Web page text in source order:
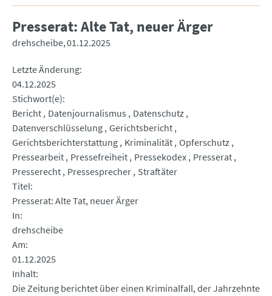
Presserat: Alte Tat, neuer Ärger
drehscheibe 01.12.2025
Letzte Änderung
04.12.2025
Stichwort(e)
Bericht Datenjournalismus
Datenschutz
Datenverschlüsselung Gerichtsbericht
Gerichtsberichterstattung Kriminalität Opferschutz
Pressearbeit Pressefreiheit Pressekodex Presserat
Presserecht Pressesprecher Straftäter
Titel
Presserat: Alte Tat, neuer Ärger
In
drehscheibe
Am
01.12.2025
Inhalt
Die Zeitung berichtet über einen Kriminalfall, der Jahrzehnte